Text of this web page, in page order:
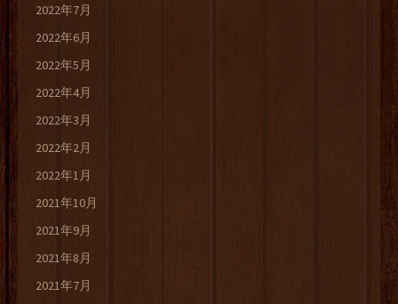
2022年7月
2022年6月
2022年5月
2022年4月
2022年3月
2022年2月
2022年1月
2021年10月
2021年9月
2021年8月
2021年7月